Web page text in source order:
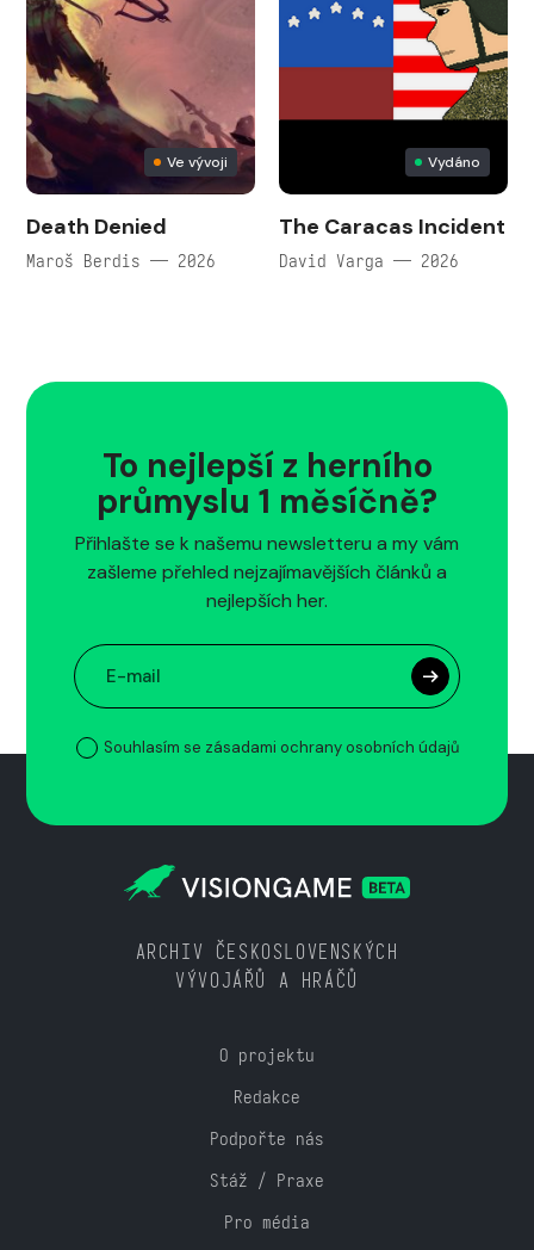
Ve vývoji
Death Denied
Maroš Berdis — 2026
Vydáno
The Caracas Incident
David Varga — 2026
To nejlepší z herního
průmyslu 1 měsíčně?
Přihlašte se k našemu newsletteru a my vám
zašleme přehled nejzajímavějších článků a
nejlepších her.
Souhlasím se zásadami ochrany osobních údajů
ARCHIV ČESKOSLOVENSKÝCH
VÝVOJÁŘŮ A HRÁČŮ
O projektu
Redakce
Podpořte nás
Stáž / Praxe
Pro média